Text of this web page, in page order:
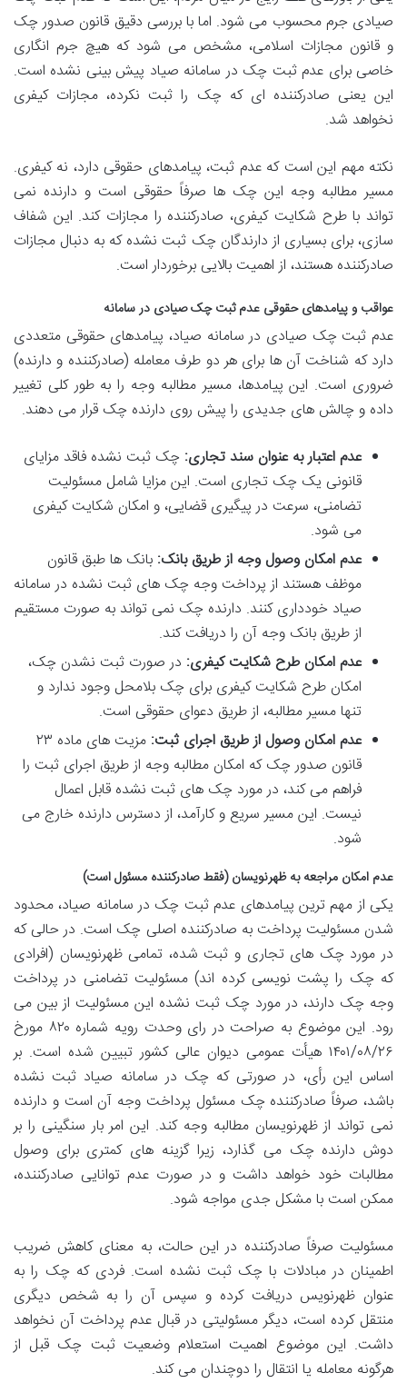
صیادی جرم محسوب می شود. اما با بررسی دقیق قانون صدور چک
و قانون مجازات اسلامی، مشخص می شود که هیچ جرم انگاری
خاصی برای عدم ثبت چک در سامانه صیاد پیش بینی نشده است.
این یعنی صادرکننده ای که چک را ثبت نکرده، مجازات کیفری
نخواهد شد.
نکته مهم این است که عدم ثبت، پیامدهای حقوقی دارد، نه کیفری.
مسیر مطالبه وجه این چک ها صرفاً حقوقی است و دارنده نمی
تواند با طرح شکایت کیفری، صادرکننده را مجازات کند. این شفاف
سازی، برای بسیاری از دارندگان چک ثبت نشده که به دنبال مجازات
صادرکننده هستند، از اهمیت بالایی برخوردار است.
عواقب و پیامدهای حقوقی عدم ثبت چک صیادی در سامانه
عدم ثبت چک صیادی در سامانه صیاد، پیامدهای حقوقی متعددی
دارد که شناخت آن ها برای هر دو طرف معامله (صادرکننده و دارنده)
ضروری است. این پیامدها، مسیر مطالبه وجه را به طور کلی تغییر
داده و چالش های جدیدی را پیش روی دارنده چک قرار می دهند.
عدم اعتبار به عنوان سند تجاری: چک ثبت نشده فاقد مزایای
قانونی یک چک تجاری است. این مزایا شامل مسئولیت
تضامنی، سرعت در پیگیری قضایی، و امکان شکایت کیفری
می شود.
عدم امکان وصول وجه از طریق بانک: بانک ها طبق قانون
موظف هستند از پرداخت وجه چک های ثبت نشده در سامانه
صیاد خودداری کنند. دارنده چک نمی تواند به صورت مستقیم
از طریق بانک وجه آن را دریافت کند.
عدم امکان طرح شکایت کیفری: در صورت ثبت نشدن چک،
امکان طرح شکایت کیفری برای چک بلامحل وجود ندارد و
تنها مسیر مطالبه، از طریق دعوای حقوقی است.
عدم امکان وصول از طریق اجرای ثبت: مزیت های
ماده ۲۳
قانون صدور چک که امکان مطالبه وجه از طریق اجرای ثبت را
فراهم می کند، در مورد چک های ثبت نشده قابل اعمال
نیست. این مسیر سریع و کارآمد، از دسترس دارنده خارج می
شود.
عدم امکان مراجعه به ظهرنویسان (فقط صادرکننده مسئول است)
یکی از مهم ترین پیامدهای عدم ثبت چک در سامانه صیاد، محدود
شدنمسئولیت پرداخت به صادرکننده اصلی چک است. در حالی که
در مورد چک های تجاری و ثبت شده، تمامی ظهرنویسان (افرادی
که چک را پشت نویسی کرده اند) مسئولیت تضامنی در پرداخت
وجه چک دارند، در مورد چک ثبت نشده این مسئولیت از بین می
رود. این موضوع به صراحت در
رای وحدت رویه شماره ۸۲۰ مورخ
۱۴۰۱/۰۸/۲۶ هیأت عمومی دیوان عالی کشور تبیین شده است. بر
اساس این رأی، در صورتی که چک در سامانه صیاد ثبت نشده
باشد، صرفاً صادرکننده چک مسئول پرداخت وجه آن است و دارنده
نمی تواند از ظهرنویسان مطالبه وجه کند. این امر بار سنگینی را بر
دوش دارنده چک می گذارد، زیرا گزینه های کمتری برای وصول
مطالبات خود خواهد داشت و در صورت عدم توانایی صادرکننده،
ممکن است با مشکل جدی مواجه شود.
مسئولیت صرفاً صادرکننده در این حالت، به معنای کاهش ضریب
اطمینان در مبادلات با چک ثبت نشده است. فردی که چک را به
عنوان ظهرنویس دریافت کرده و سپس آن را به شخص دیگری
منتقل کرده است، دیگر مسئولیتی در قبال عدم پرداخت آن نخواهد
داشت. این موضوع اهمیت استعلام وضعیت ثبت چک قبل از
هرگونه معامله یا انتقال را دوچندان می کند.